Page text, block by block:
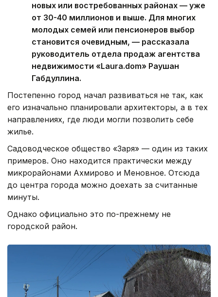
новых или востребованных районах — уже
от 30-40 миллионов и выше. Для многих
молодых семей или пенсионеров выбор
становится очевидным, — рассказала
руководитель отдела продаж агентства
недвижимости «Laura.dom» Раушан
Габдуллина.
Постепенно город начал развиваться не так, как
его изначально планировали архитекторы, а в тех
направлениях, где люди могли позволить себе
жилье.
Садоводческое общество «Заря» — один из таких
примеров. Оно находится практически между
микрорайонами Ахмирово и Меновное. Отсюда
до центра города можно доехать за считанные
минуты.
Однако официально это по-прежнему не
городской район.